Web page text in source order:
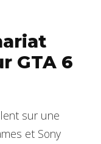
GTA 6
sur une
et Sony